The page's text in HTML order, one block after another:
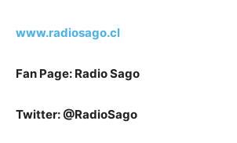
www.radiosago.cl
Fan Page: Radio Sago
Twitter: @RadioSago